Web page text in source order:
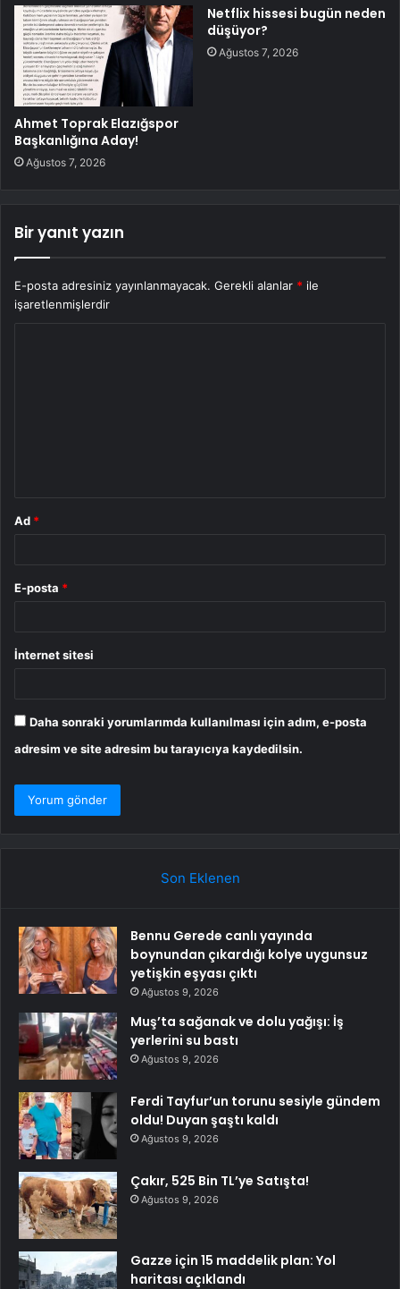
Ahmet Toprak Elazığspor
Başkanlığına Aday!
Ağustos 7, 2026
Netflix hissesi bugün neden
düşüyor?
Ağustos 7, 2026
Bir yanıt yazın
E-posta adresiniz yayınlanmayacak. Gerekli alanlar * ile
işaretlenmişlerdir
Ad *
E-posta *
İnternet sitesi
Daha sonraki yorumlarımda kullanılması için adım, e-posta
adresim ve site adresim bu tarayıcıya kaydedilsin.
Son Eklenen
Bennu Gerede canlı yayında
boynundan çıkardığı kolye uygunsuz
yetişkin eşyası çıktı
Ağustos 9, 2026
Muş’ta sağanak ve dolu yağışı: İş
yerlerini su bastı
Ağustos 9, 2026
Ferdi Tayfur’un torunu sesiyle gündem
oldu! Duyan şaştı kaldı
Ağustos 9, 2026
Çakır, 525 Bin TL’ye Satışta!
Ağustos 9, 2026
Gazze için 15 maddelik plan: Yol
haritası açıklandı